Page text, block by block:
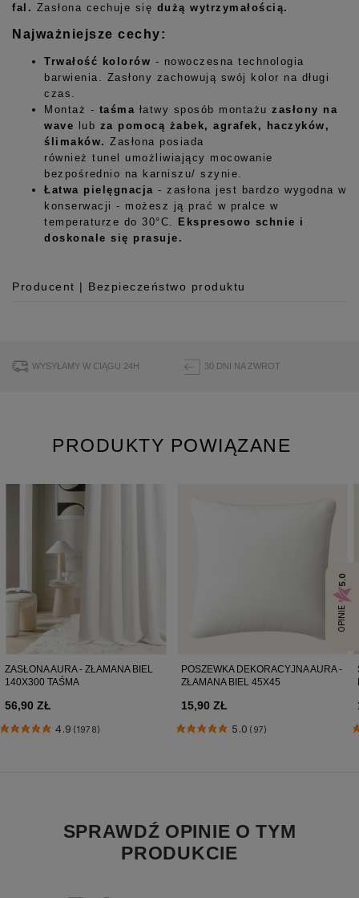
fal. Zasłona cechuje się dużą wytrzymałością.
Najważniejsze cechy:
Trwałość kolorów - nowoczesna technologia
barwienia. Zasłony zachowują swój kolor na długi
czas.
Montaż - taśma łatwy sposób montażu zasłony na
wave lub za pomocą żabek, agrafek, haczyków,
ślimaków. Zasłona posiada
również tunel umożliwiający mocowanie
bezpośrednio na karniszu/ szynie.
Łatwa pielęgnacja - zasłona jest bardzo wygodna w
konserwacji - możesz ją prać w pralce w
temperaturze do 30°C. Ekspresowo schnie i
doskonale się prasuje.
Producent | Bezpieczeństwo produktu
ul. Buforowa 125/H-10a
Pobierz instrukcję bezpieczeństwa produktu
WYSYŁAMY W CIĄGU 24H 30 DNI NA ZWROT
SPRAWDŹ OPINIE O TYM
PRODUKCIE
PRODUKTY POWIĄZANE
ZASŁONA AURA - ZŁAMANA BIEL
140X300 TAŚMA
56,90 ZŁ
4.9 (1978)
POSZEWKA DEKORACYJNA AURA -
ZŁAMANA BIEL 45X45
15,90 ZŁ
5.0 (97)
OPINIE
5.0